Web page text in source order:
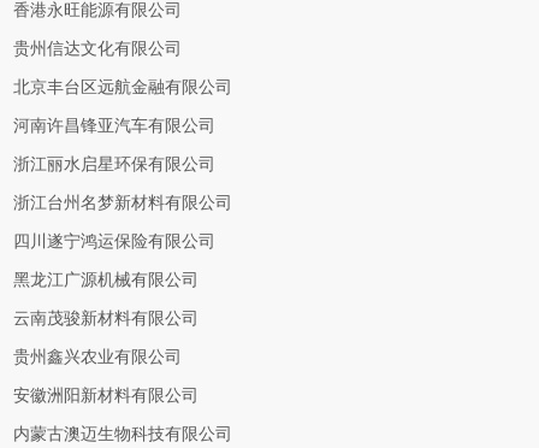
香港永旺能源有限公司
贵州信达文化有限公司
北京丰台区远航金融有限公司
河南许昌锋亚汽车有限公司
浙江丽水启星环保有限公司
浙江台州名梦新材料有限公司
四川遂宁鸿运保险有限公司
黑龙江广源机械有限公司
云南茂骏新材料有限公司
贵州鑫兴农业有限公司
安徽洲阳新材料有限公司
内蒙古澳迈生物科技有限公司